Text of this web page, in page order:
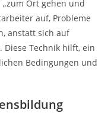
Ort gehen und
auf, Probleme
anstatt sich auf
Diese Technik hilft, ein
Bedingungen und